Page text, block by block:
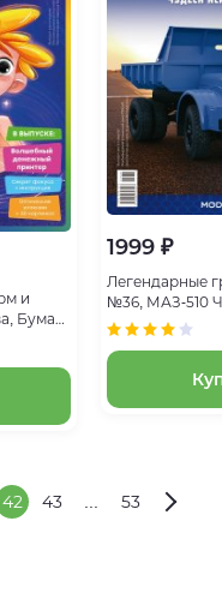
и
Бумага
1999 ₽
Легендарные
№36, МАЗ-510
асимметрии
42 43 ... 53